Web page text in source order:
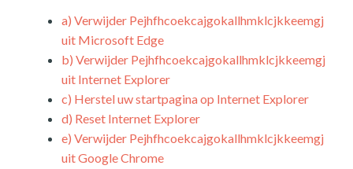
a) Verwijder Pejhfhcoekcajgokallhmklcjkkeemgj
uit Microsoft Edge
b) Verwijder Pejhfhcoekcajgokallhmklcjkkeemgj
uit Internet Explorer
c) Herstel uw startpagina op Internet Explorer
d) Reset Internet Explorer
e) Verwijder Pejhfhcoekcajgokallhmklcjkkeemgj
uit Google Chrome